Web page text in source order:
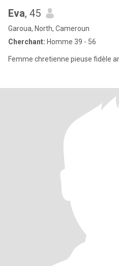
Eva, 45
Garoua, North, Cameroun
Cherchant: Homme 39 - 56
Femme chretienne pieuse fidèle